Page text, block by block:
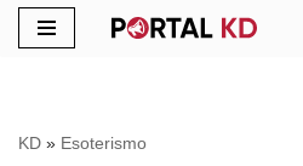
conteúdo
KD » Esoterismo